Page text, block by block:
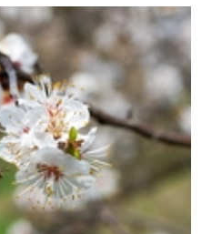
при разворовывании